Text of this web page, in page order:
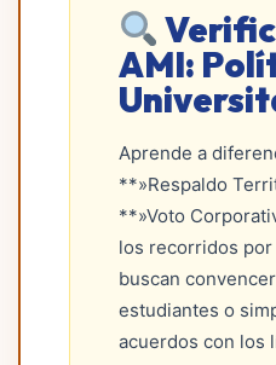
AMI:
Aprende a
**»Respaldo
**»Voto
los recorridos
buscan
estudiantes o
acuerdos con los